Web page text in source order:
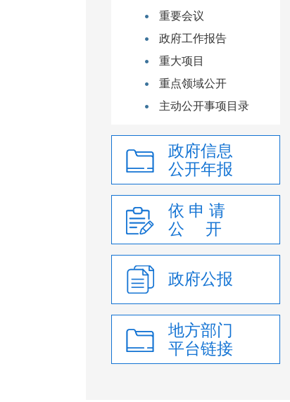
重要会议
政府工作报告
重大项目
重点领域公开
主动公开事项目录
政府信息
公开年报
依 申 请
公 开
政府公报
地方部门
平台链接